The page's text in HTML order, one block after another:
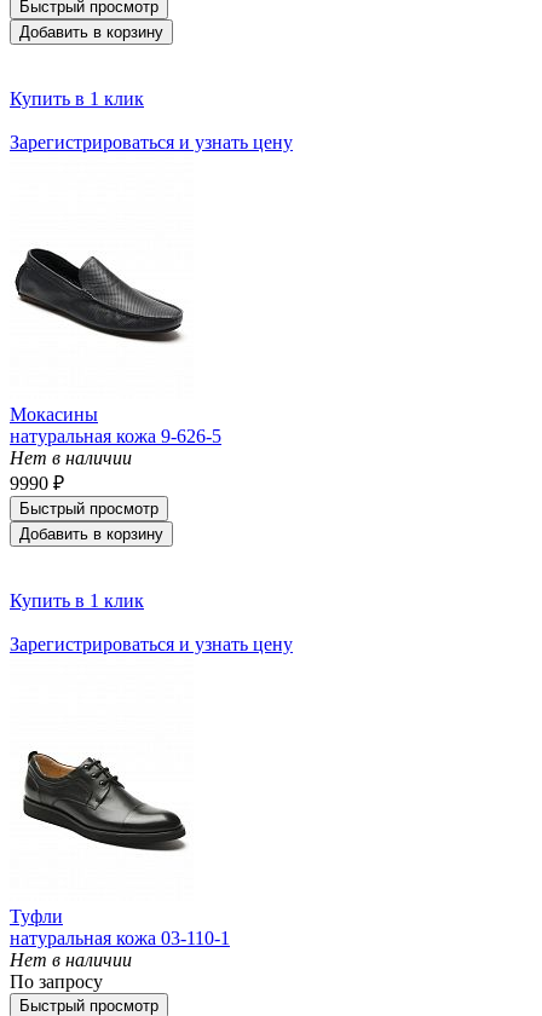
Быстрый просмотр
Добавить в корзину
Купить в 1 клик
Зарегистрироваться и узнать цену
Мокасины
натуральная кожа 9-626-5
Нет в наличии
9990 ₽
Быстрый просмотр
Добавить в корзину
Купить в 1 клик
Зарегистрироваться и узнать цену
Туфли
натуральная кожа 03-110-1
Нет в наличии
По запросу
Быстрый просмотр